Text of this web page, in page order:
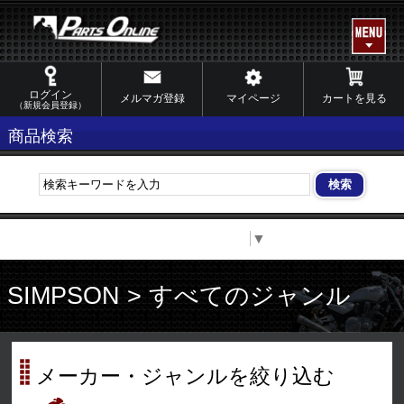
ログイン
（新規会員登録）
メルマガ登録 マイページ カートを見る
商品検索
▼
SIMPSON > すべてのジャンル
メーカー・ジャンルを絞り込む